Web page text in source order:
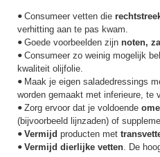
• Consumeer vetten die
verhitting aan te pas kwam.
• Goede voorbeelden zijn noten,
• Consumeer zo weinig mogelijk
kwaliteit olijfolie.
• Maak je eigen saladedressings
worden gemaakt met inferieure, te
• Zorg ervoor dat je voldoende
(bijvoorbeeld lijnzaden) of
• Vermijd producten met
• Vermijd dierlijke vetten. De